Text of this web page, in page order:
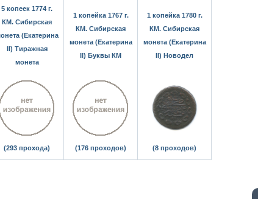
5 копеек 1774 г.
КМ. Сибирская
(Екатерина
II) Тиражная
монета
(293 прохода)
1 копейка 1767 г.
КМ. Сибирская
монета (Екатерина
II) Буквы КМ
(176 проходов)
1 копейка 1780 г.
КМ. Сибирская
монета (Екатерина
II) Новодел
(8 проходов)